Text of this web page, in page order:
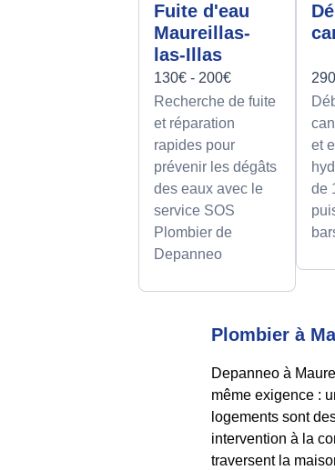
Fuite d'eau
Maureillas-
las-Illas
130€ - 200€
Recherche de fuite
et réparation
rapides pour
prévenir les dégâts
des eaux avec le
service SOS
Plombier de
Depanneo
et
de
Plombier à
Depanneo à
même exigence :
logements sont
intervention à la
traversent la